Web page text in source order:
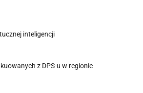
inteligencji
z DPS-u w regionie